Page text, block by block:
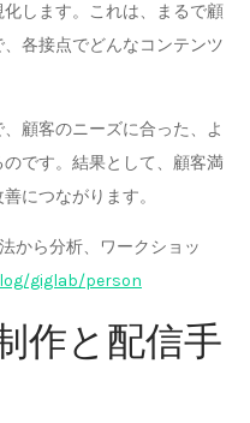
します。これは、まるで顧
各接点でどんなコンテンツ
顧客のニーズに合った、よ
です。結果として、顧客満
につながります。
から分析、ワークショッ
giglab/person
作と配信手